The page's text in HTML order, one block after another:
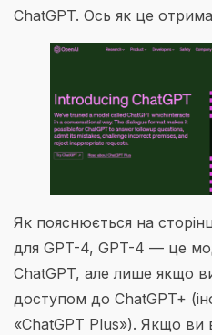
ChatGPT. Ось як це
Як пояснюється на
для GPT-4, GPT-4 — це
ChatGPT, але лише якщо
доступом до ChatGPT+
«ChatGPT Plus»). Якщо ви